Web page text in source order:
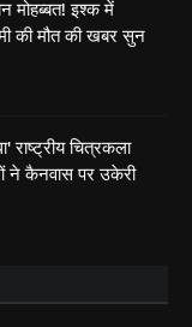
मोहब्बत! इश्क में
की मौत की खबर सुन
राष्ट्रीय चित्रकला
ने कैनवास पर उकेरी